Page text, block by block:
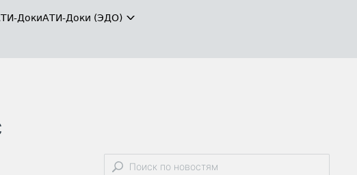
ДокиАТИ-Доки (ЭДО)